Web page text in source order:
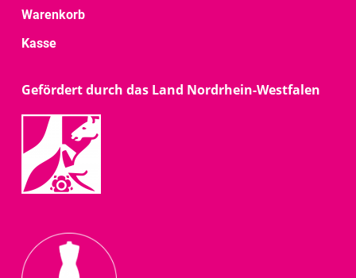
Warenkorb
Kasse
Gefördert durch das Land Nordrhein-Westfalen